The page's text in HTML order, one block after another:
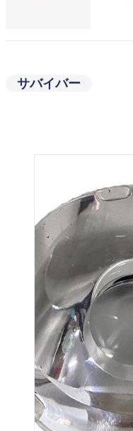
サバイバー